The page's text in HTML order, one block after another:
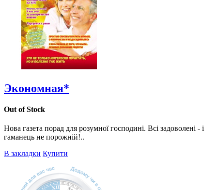
Экономная*
Out of Stock
Нова газета порад для розумної господині. Всі задоволені - і
гаманець не порожній!..
В закладки Купити